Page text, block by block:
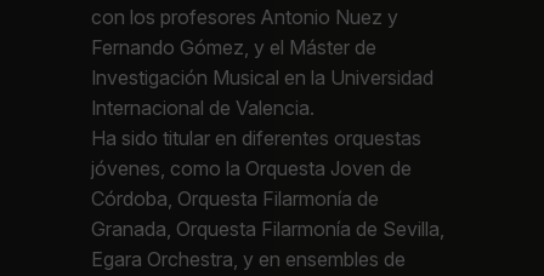
con los profesores Antonio Nuez y
Fernando Gómez, y el Máster de
Investigación Musical en la Universidad
Internacional de Valencia.
Ha sido titular en diferentes orquestas
jóvenes, como la Orquesta Joven de
Córdoba, Orquesta Filarmonía de
Granada, Orquesta Filarmonía de Sevilla,
Egara Orchestra, y en ensembles de